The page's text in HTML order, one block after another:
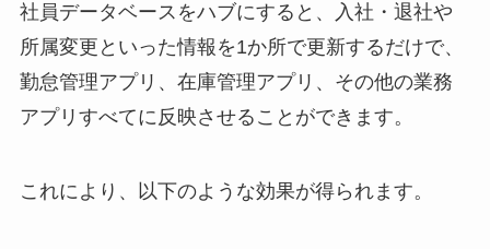
社員データベースをハブにすると、入社・退社や
所属変更といった情報を1か所で更新するだけで、
勤怠管理アプリ、在庫管理アプリ、その他の業務
アプリすべてに反映させることができます。
これにより、以下のような効果が得られます。